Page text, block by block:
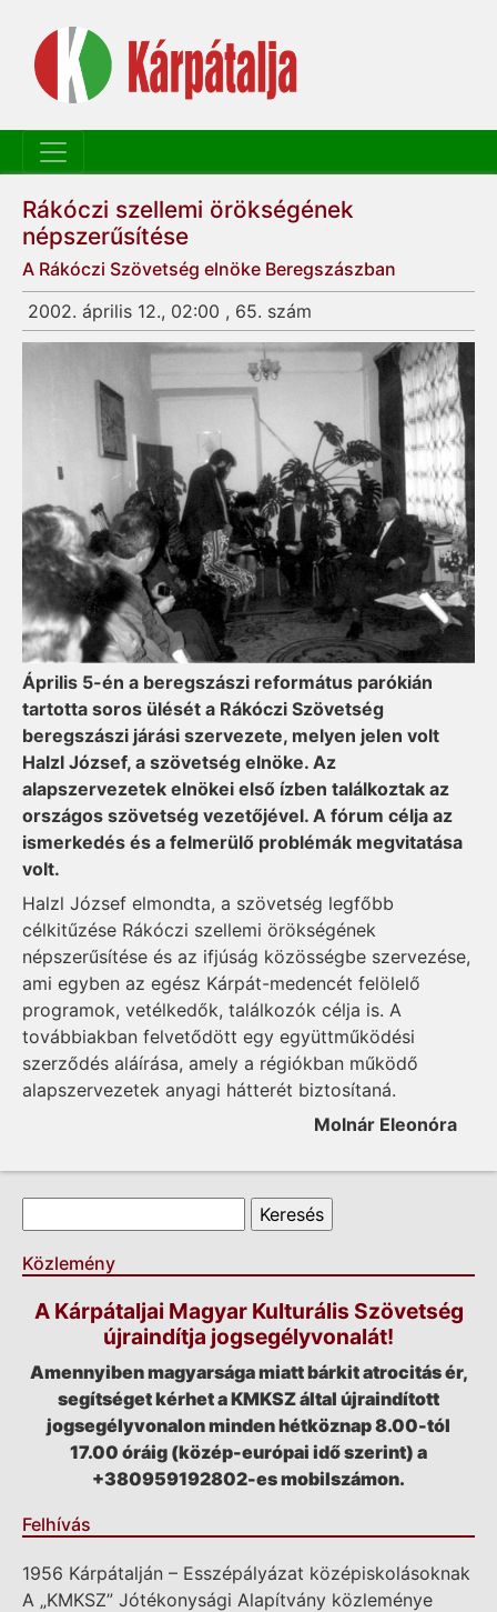
Rákóczi szellemi örökségének
népszerűsítése
A Rákóczi Szövetség elnöke Beregszászban
2002. április 12., 02:00 , 65. szám
Április 5-én a beregszászi református parókián
tartotta soros ülését a Rákóczi Szövetség
beregszászi járási szervezete, melyen jelen volt
Halzl József, a szövetség elnöke. Az
alapszervezetek elnökei első ízben találkoztak az
országos szövetség vezetőjével. A fórum célja az
ismerkedés és a felmerülő problémák megvitatása
volt.
Halzl József elmondta, a szövetség legfőbb
célkitűzése Rákóczi szellemi örökségének
népszerűsítése és az ifjúság közösségbe szervezése,
ami egyben az egész Kárpát-medencét felölelő
programok, vetélkedők, találkozók célja is. A
továbbiakban felvetődött egy együttműködési
szerződés aláírása, amely a régiókban működő
alapszervezetek anyagi hátterét biztosítaná.
Molnár Eleonóra
Keresés űrlap
Keresés
Közlemény
A Kárpátaljai Magyar Kulturális Szövetség
újraindítja jogsegélyvonalát!
Amennyiben magyarsága miatt bárkit atrocitás ér,
segítséget kérhet a KMKSZ által újraindított
jogsegélyvonalon minden hétköznap 8.00-tól
17.00 óráig (közép-európai idő szerint) a
+380959192802-es mobilszámon.
Felhívás
1956 Kárpátalján – Esszépályázat középiskolásoknak
A „KMKSZ” Jótékonysági Alapítvány közleménye